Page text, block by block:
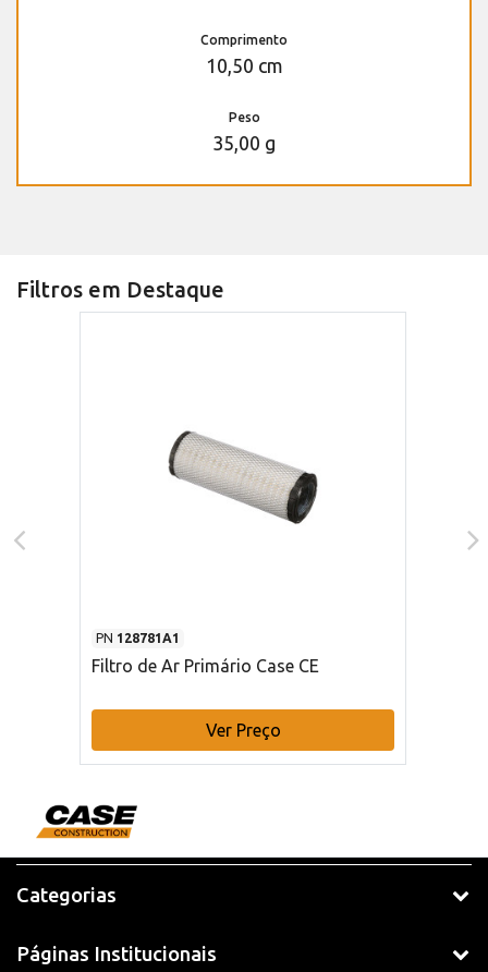
Comprimento
10,50 cm
Peso
35,00 g
Filtros em Destaque
PN 128781A1
Filtro de Ar Primário Case CE
Ver Preço
Categorias
Páginas Institucionais